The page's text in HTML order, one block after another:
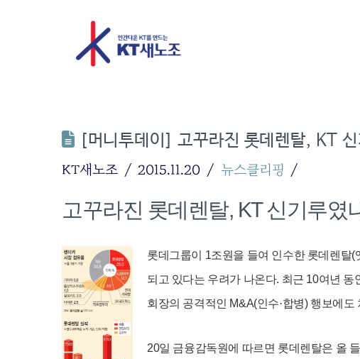
[머니투데이] 고꾸라진 롯데렌탈, KT
KT새노조 2015.11.20 뉴스클리핑
고꾸라진 롯데렌탈, KT 신기루였
롯데그룹이 1조원을 들여 인수한 롯데렌탈(
되고 있다는 우려가 나온다. 최근 10여년 동
회장의 공격적인 M&A(인수·합병) 행보에
20일 금융감독원에 따르면 롯데렌탈은 올